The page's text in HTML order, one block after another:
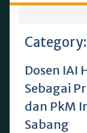
Category:
Dosen IAI
Sebagai
dan PkM
Sabang